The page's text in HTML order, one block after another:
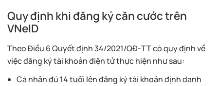
Quy định khi đăng ký căn cước trên
VNeID
Theo Điều 6 Quyết định 34/2021/QĐ-TT có quy định về
việc đăng ký tài khoản điện tử thực hiện như sau:
Cá nhân đủ 14 tuổi lên đăng ký tài khoản định danh